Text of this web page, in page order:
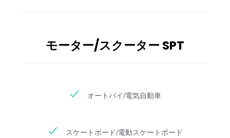
モーター/スクーター SPT
オートバイ/電気自動車
スケートボード/電動スケートボード